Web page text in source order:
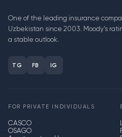
One of the leading insurance
Uzbekistan since 2003. Moody's
a stable outlook.
TG FB IG
FOR PRIVATE INDIVIDUALS
CASCO
OSAGO